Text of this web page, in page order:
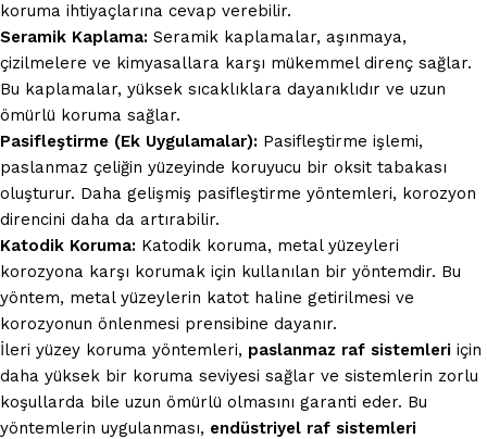
koruma ihtiyaçlarına cevap verebilir.
Seramik Kaplama: Seramik kaplamalar, aşınmaya,
çizilmelere ve kimyasallara karşı mükemmel direnç sağlar.
Bu kaplamalar, yüksek sıcaklıklara dayanıklıdır ve uzun
ömürlü koruma sağlar.
Pasifleştirme (Ek Uygulamalar): Pasifleştirme işlemi,
paslanmaz çeliğin yüzeyinde koruyucu bir oksit tabakası
oluşturur. Daha gelişmiş pasifleştirme yöntemleri, korozyon
direncini daha da artırabilir.
Katodik Koruma: Katodik koruma, metal yüzeyleri
korozyona karşı korumak için kullanılan bir yöntemdir. Bu
yöntem, metal yüzeylerin katot haline getirilmesi ve
korozyonun önlenmesi prensibine dayanır.
İleri yüzey koruma yöntemleri, paslanmaz raf sistemleri için
daha yüksek bir koruma seviyesi sağlar ve sistemlerin zorlu
koşullarda bile uzun ömürlü olmasını garanti eder. Bu
yöntemlerin uygulanması, endüstriyel raf sistemleri